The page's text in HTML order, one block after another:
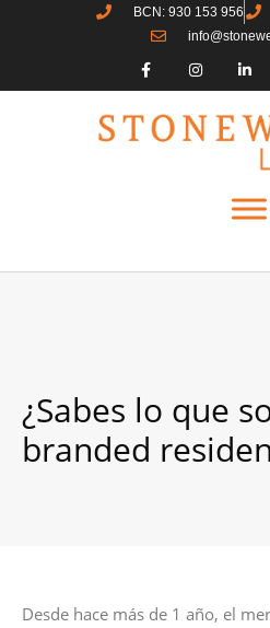
BCN: 930 153 956
¿Sabes lo que
branded
Desde hace más de 1 año, el